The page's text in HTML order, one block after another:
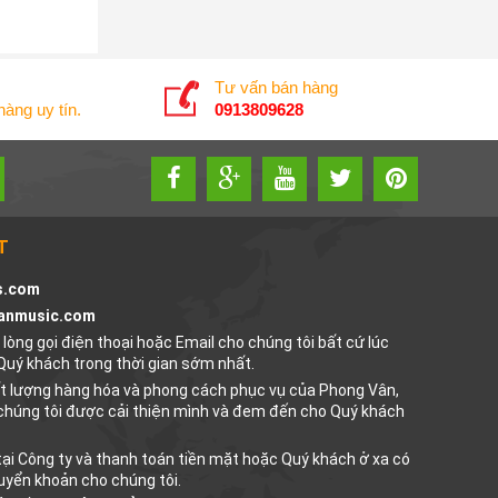
uy tín.
Tư vấn bán hàng
0913809628
gọi điện thoại hoặc Email cho chúng tôi bất cứ lúc
khách trong thời gian sớm nhất.
lượng hàng hóa và phong cách phục vụ của Phong Vân,
tôi được cải thiện mình và đem đến cho Quý khách
Công ty và thanh toán tiền mặt hoặc Quý khách ở xa có
khoản cho chúng tôi.